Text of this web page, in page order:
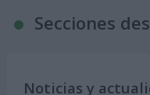
Secciones
Noticias y